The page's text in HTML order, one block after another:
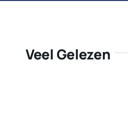
Veel Gelezen